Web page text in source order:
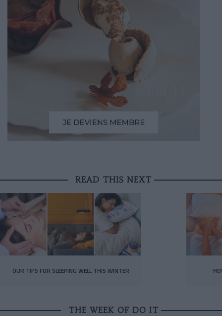
READ THIS NEXT
OUR TIPS FOR SLEEPING WELL THIS WINTER
THE WEEK OF DO IT